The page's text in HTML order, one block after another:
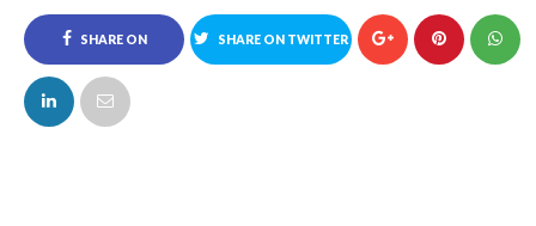
SHARE ON
FACEBOOK
SHARE ON TWITTER